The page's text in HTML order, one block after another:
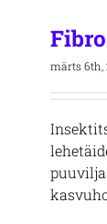
Fibro
märts 6th,